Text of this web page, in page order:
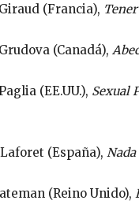
(Francia),
(Canadá),
(EE.UU.), Sexual
(España), Nada
(Reino Unido),